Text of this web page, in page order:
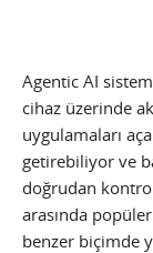
Agentic AI
cihaz üzerinde
uygulamaları
getirebiliyor ve
doğrudan
arasında
benzer biçimde